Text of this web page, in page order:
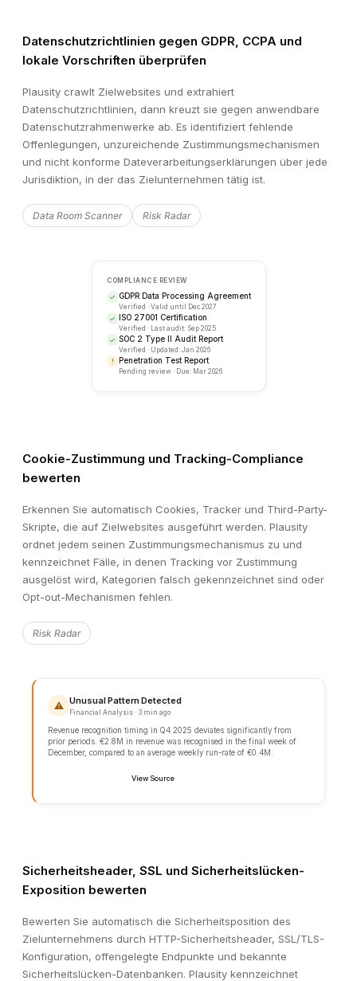
Datenschutzrichtlinien gegen GDPR, CCPA und
lokale Vorschriften überprüfen
Plausity crawlt Zielwebsites und extrahiert
Datenschutzrichtlinien, dann kreuzt sie gegen anwendbare
Datenschutzrahmenwerke ab. Es identifiziert fehlende
Offenlegungen, unzureichende Zustimmungsmechanismen
und nicht konforme Dateverarbeitungserklärungen über jede
Jurisdiktion, in der das Zielunternehmen tätig ist.
Data Room Scanner Risk Radar
ISO 27001 Certification
Verified · Last audit: Sep 2025
✓ SOC 2 Type II Audit Report
Verified · Updated: Jan 2026
Cookie-Zustimmung und Tracking-Compliance
bewerten
Erkennen Sie automatisch Cookies, Tracker und Third-Party-
Skripte, die auf Zielwebsites ausgeführt werden. Plausity
ordnet jedem seinen Zustimmungsmechanismus zu und
kennzeichnet Fälle, in denen Tracking vor Zustimmung
ausgelöst wird, Kategorien falsch gekennzeichnet sind oder
Opt-out-Mechanismen fehlen.
Risk Radar
Sicherheitsheader, SSL und Sicherheitslücken-
Exposition bewerten
Bewerten Sie automatisch die Sicherheitsposition des
Zielunternehmens durch HTTP-Sicherheitsheader, SSL/TLS-
Konfiguration, offengelegte Endpunkte und bekannte
Sicherheitslücken-Datenbanken. Plausity kennzeichnet